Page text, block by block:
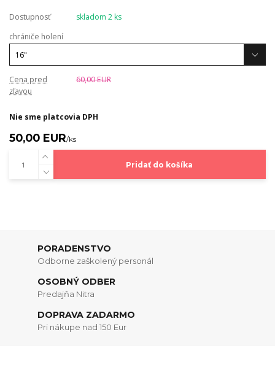
Dostupnosť
skladom 2 ks
chrániče holení
Cena pred
zľavou
60,00 EUR
Nie sme platcovia DPH
50,00 EUR/ks
Pridať do košíka
PORADENSTVO
Odborne zaškolený personál
OSOBNÝ ODBER
Predajňa Nitra
DOPRAVA ZADARMO
Pri nákupe nad 150 Eur